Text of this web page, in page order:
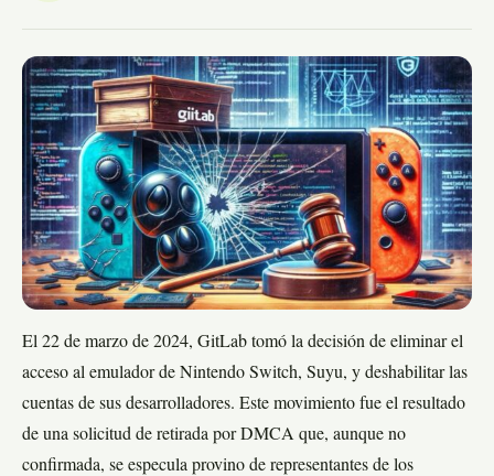
El 22 de marzo de 2024, GitLab tomó la decisión de eliminar el
acceso al emulador de Nintendo Switch, Suyu, y deshabilitar las
cuentas de sus desarrolladores. Este movimiento fue el resultado
de una solicitud de retirada por DMCA que, aunque no
confirmada, se especula provino de representantes de los